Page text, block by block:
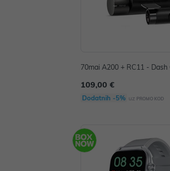
70mai A200 + RC11 - Dash
109,00 €
Dodatnih -5% uz PROMO KOD